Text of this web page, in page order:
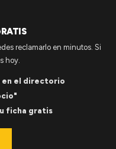
reclamarlo en minutos. Si
hoy.
en el directorio
ficha gratis